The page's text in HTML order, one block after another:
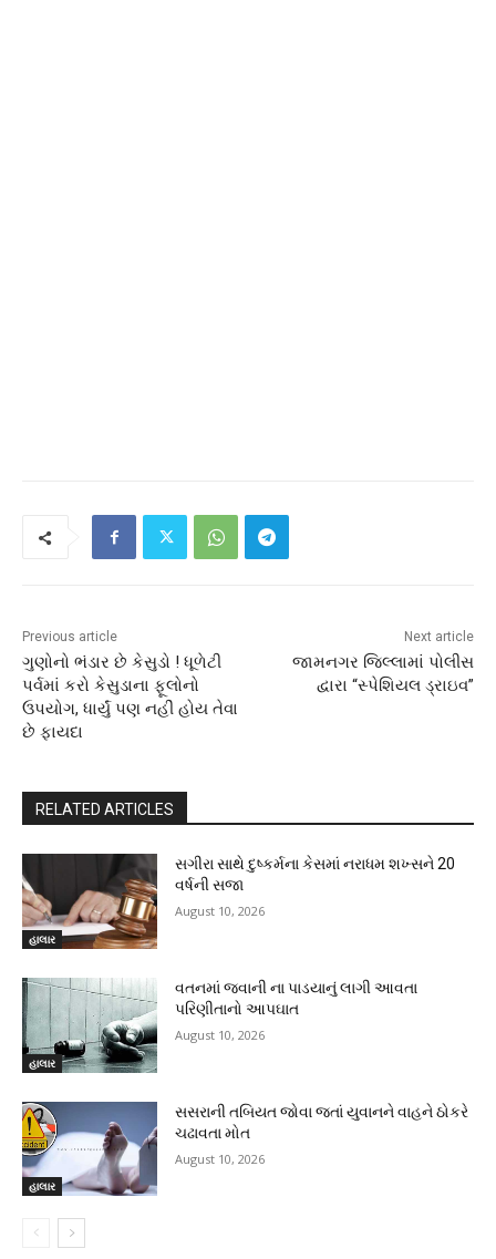
Previous article
ગુણોનો ભંડાર છે કેસુડો ! ધૂળેટી
પર્વમાં કરો કેસુડાના ફૂલોનો
ઉપયોગ, ધાર્યું પણ નહીં હોય તેવા
છે ફાયદા
Next article
જામનગર જિલ્લામાં પોલીસ
દ્વારા “સ્પેશિયલ ડ્રાઇવ”
RELATED ARTICLES
હાલાર
સગીરા સાથે દુષ્કર્મના કેસમાં નરાધમ શખ્સને 20
વર્ષની સજા
August 10, 2026
હાલાર
વતનમાં જવાની ના પાડયાનું લાગી આવતા
પરિણીતાનો આપઘાત
August 10, 2026
હાલાર
સસરાની તબિયત જોવા જતાં યુવાનને વાહને ઠોકરે
ચઢાવતા મોત
August 10, 2026